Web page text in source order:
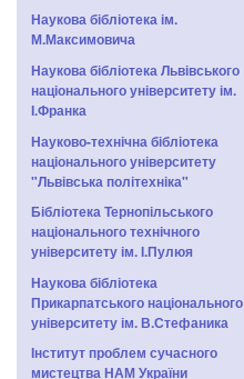
Наукова бібліотека ім.
М.Максимовича
Наукова бібліотека Львівського
національного університету ім.
І.Франка
Науково-технічна бібліотека
національного університету
"Львівська політехніка"
Бібліотека Тернопільського
національного технічного
університету ім. І.Пулюя
Наукова бібліотека
Прикарпатського національного
університету ім. В.Стефаника
Інститут проблем сучасного
мистецтва НАМ України